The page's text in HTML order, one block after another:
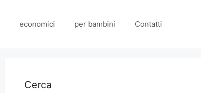
economici per bambini Contatti
Cerca